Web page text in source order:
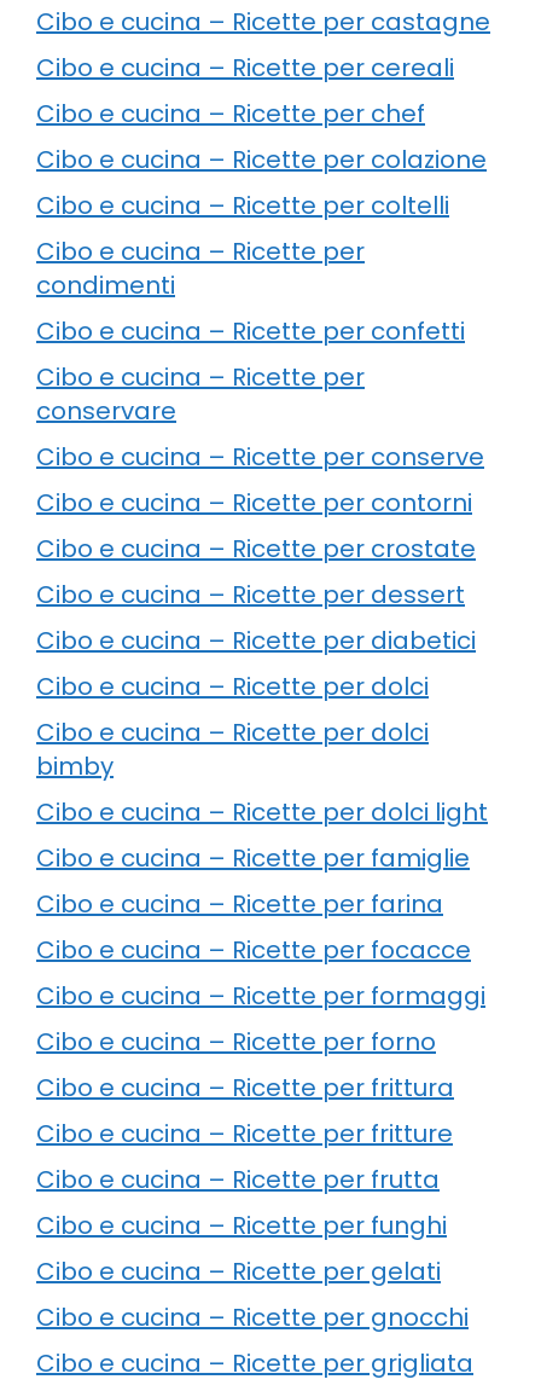
Cibo e cucina – Ricette per castagne
Cibo e cucina – Ricette per cereali
Cibo e cucina – Ricette per chef
Cibo e cucina – Ricette per colazione
Cibo e cucina – Ricette per coltelli
Cibo e cucina – Ricette per
condimenti
Cibo e cucina – Ricette per confetti
Cibo e cucina – Ricette per
conservare
Cibo e cucina – Ricette per conserve
Cibo e cucina – Ricette per contorni
Cibo e cucina – Ricette per crostate
Cibo e cucina – Ricette per dessert
Cibo e cucina – Ricette per diabetici
Cibo e cucina – Ricette per dolci
Cibo e cucina – Ricette per dolci
bimby
Cibo e cucina – Ricette per dolci light
Cibo e cucina – Ricette per famiglie
Cibo e cucina – Ricette per farina
Cibo e cucina – Ricette per focacce
Cibo e cucina – Ricette per formaggi
Cibo e cucina – Ricette per forno
Cibo e cucina – Ricette per frittura
Cibo e cucina – Ricette per fritture
Cibo e cucina – Ricette per frutta
Cibo e cucina – Ricette per funghi
Cibo e cucina – Ricette per gelati
Cibo e cucina – Ricette per gnocchi
Cibo e cucina – Ricette per grigliata